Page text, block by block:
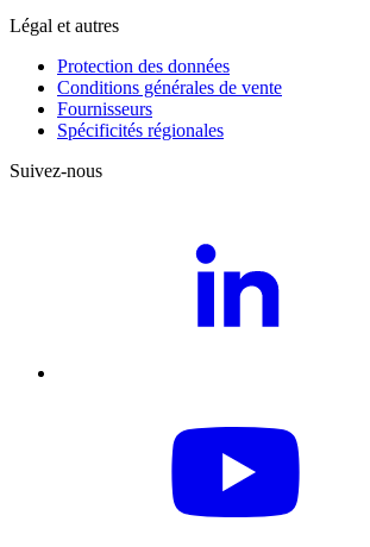
Légal et autres
Protection des données
Conditions générales de vente
Fournisseurs
Spécificités régionales
Suivez-nous